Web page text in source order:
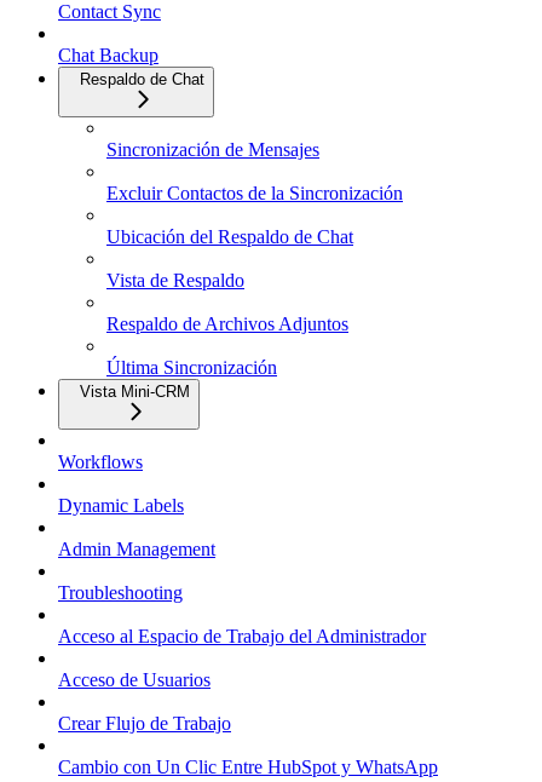
Contact Sync
Chat Backup
Respaldo de Chat
Sincronización de Mensajes
Excluir Contactos de la Sincronización
Ubicación del Respaldo de Chat
Vista de Respaldo
Respaldo de Archivos Adjuntos
Última Sincronización
Vista Mini-CRM
Workflows
Dynamic Labels
Admin Management
Troubleshooting
Acceso al Espacio de Trabajo del Administrador
Acceso de Usuarios
Crear Flujo de Trabajo
Cambio con Un Clic Entre HubSpot y WhatsApp